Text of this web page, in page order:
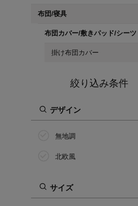
布団/寝具
布団カバー/敷きパッド/シーツ
掛け布団カバー
絞り込み条件
デザイン
無地調
北欧風
サイズ